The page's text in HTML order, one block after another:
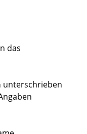
das
unterschrieben